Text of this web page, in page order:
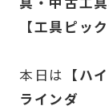
【工具ピッ
本日は 【ハ
ラインダ